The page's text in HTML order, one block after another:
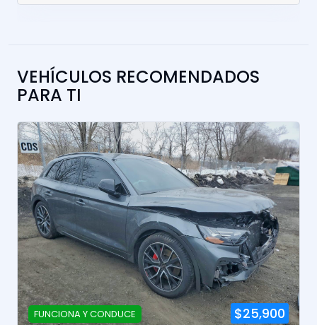
VEHÍCULOS RECOMENDADOS
PARA TI
FUNCIONA Y CONDUCE $25,900